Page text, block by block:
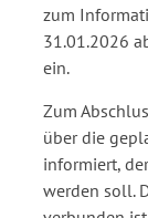
zum
31.01.2026
ein.
Zum
über die
informiert,
werden soll.